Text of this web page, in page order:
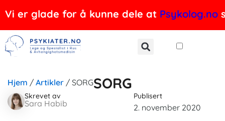
Hopp
til
innholdet
Vi er glade for å kunne dele at Psykolog.no
Hjem / Artikler / SORGSORG
Skrevet av
Sara Habib
Publisert
2. november 2020